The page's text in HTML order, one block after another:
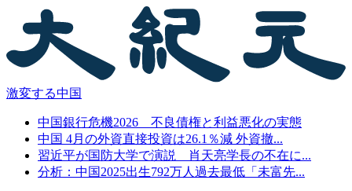
激変する中国
中国銀行危機2026 不良債権と利益悪化の実態
中国 4月の外資直接投資は26.1％減 外資撤...
習近平が国防大学で演説 肖天亮学長の不在に...
分析：中国2025出生792万人過去最低「未富先...